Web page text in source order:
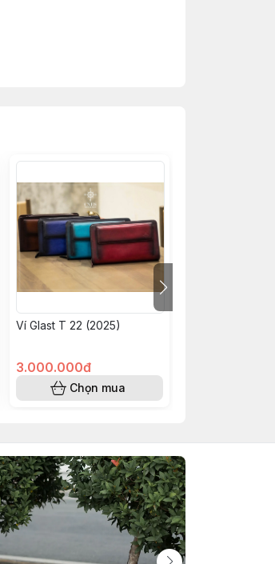
Ví Glast T 22 (2025)
3.000.000đ
Chọn mua